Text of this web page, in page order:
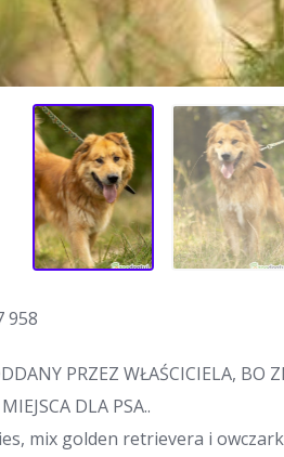
958
PRZEZ WŁAŚCICIELA, BO
DLA PSA..
mix golden retrievera i